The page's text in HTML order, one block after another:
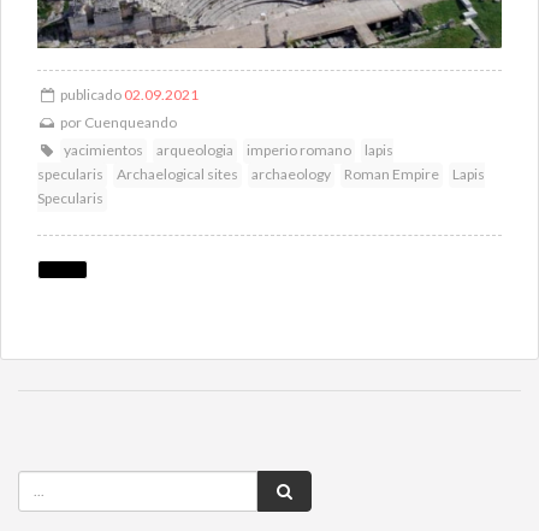
publicado 02.09.2021
por Cuenqueando
yacimientos
arqueologia imperio romano
lapis
specularis
Archaelogical sites archaeology Roman Empire
Lapis
Specularis